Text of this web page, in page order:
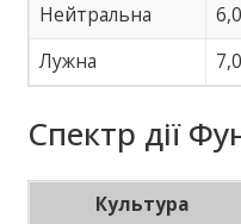
Нейтральна
Лужна
Спектр дії
Культура